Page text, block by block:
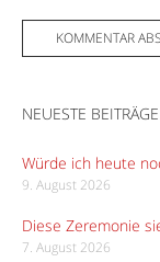
NEUESTE BEITRÄGE
Würde ich heute
9. August 2026
Diese Zeremonie
7. August 2026